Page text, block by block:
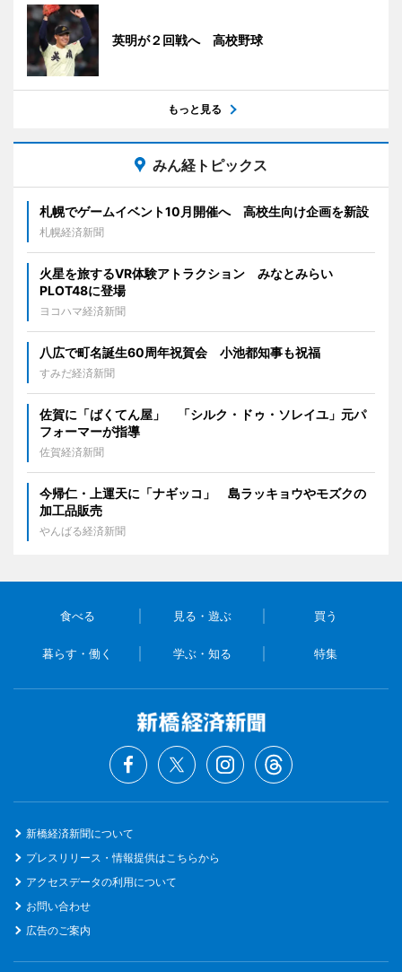
英明が２回戦へ 高校野球
もっと見る
みん経トピックス
札幌でゲームイベント10月開催へ 高校生向け企画を新設
札幌経済新聞
火星を旅するVR体験アトラクション みなとみらい
PLOT48に登場
ヨコハマ経済新聞
八広で町名誕生60周年祝賀会 小池都知事も祝福
すみだ経済新聞
佐賀に「ばくてん屋」 「シルク・ドゥ・ソレイユ」元パ
フォーマーが指導
佐賀経済新聞
今帰仁・上運天に「ナギッコ」 島ラッキョウやモズクの
加工品販売
やんばる経済新聞
食べる 見る・遊ぶ 買う
暮らす・働く 学ぶ・知る 特集
新橋経済新聞について
プレスリリース・情報提供はこちらから
アクセスデータの利用について
お問い合わせ
広告のご案内